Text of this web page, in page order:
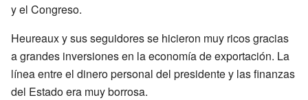
y el Congreso.
Heureaux y sus seguidores se hicieron muy ricos gracias
a grandes inversiones en la economía de exportación. La
línea entre el dinero personal del presidente y las finanzas
del Estado era muy borrosa.